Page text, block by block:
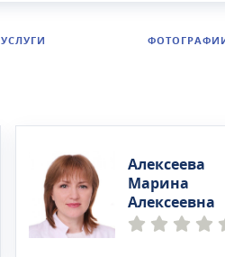
УСЛУГИ
Алексеева
Марина
Алексеевна